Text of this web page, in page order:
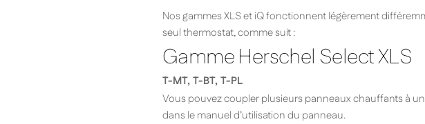
Nos gammes XLS et iQ fonctionnent légèrement
seul thermostat, comme suit :
Gamme Herschel Select XLS
T-MT, T-BT, T-PL
Vous pouvez coupler plusieurs panneaux chauffants à
dans le manuel d’utilisation du panneau.